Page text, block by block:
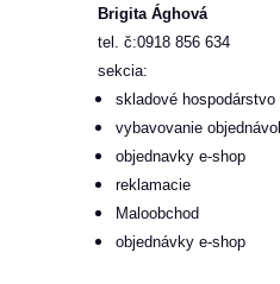
Brigita Ághová
tel. č:0918 856 634
sekcia:
skladové hospodárstvo
vybavovanie
objednavky e-shop
reklamacie
Maloobchod
objednávky e-shop